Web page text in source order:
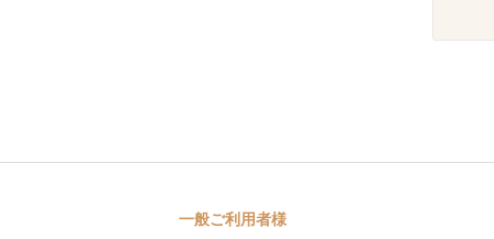
一般ご利用者様